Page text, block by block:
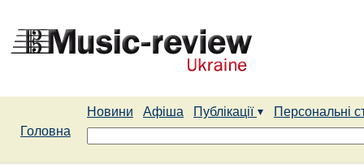
Новини Афіша Публікації
Персональні
Головна